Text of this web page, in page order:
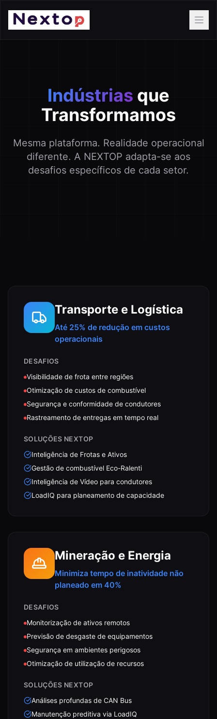
Indústrias que
Transformamos
Mesma plataforma. Realidade operacional
diferente. A NEXTOP adapta-se aos
desafios específicos de cada setor.
Transporte e Logística
Até 25% de redução em custos
operacionais
DESAFIOS
Visibilidade de frota entre regiões
Otimização de custos de combustível
Segurança e conformidade de condutores
Rastreamento de entregas em tempo real
SOLUÇÕES NEXTOP
Inteligência de Frotas e Ativos
Gestão de combustível Eco-Ralenti
Inteligência de Vídeo para condutores
LoadIQ para planeamento de capacidade
Mineração e Energia
Minimiza tempo de inatividade não
planeado em 40%
DESAFIOS
Monitorização de ativos remotos
Previsão de desgaste de equipamentos
Segurança em ambientes perigosos
Otimização de utilização de recursos
SOLUÇÕES NEXTOP
Análises profundas de CAN Bus
Manutenção preditiva via LoadIQ